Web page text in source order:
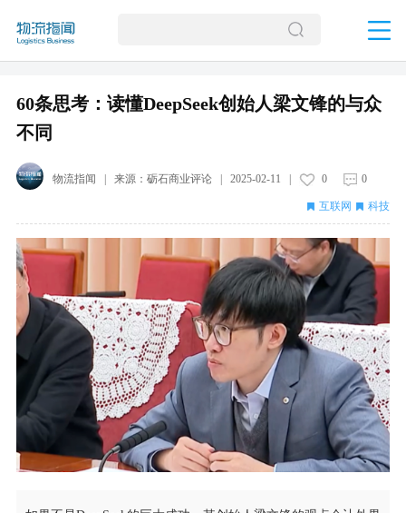
60条思考：读懂DeepSeek创始人梁文锋的与众
不同
物流指闻 | 来源： 砺石商业评论| 2025-02-11 0 0
互联网 科技